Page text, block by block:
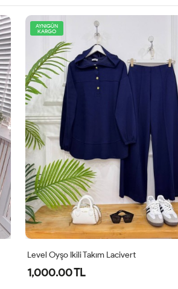
AYNIGÜN
KARGO
Level Oyşo Ikili Takım Lacivert
1,000.00 TL